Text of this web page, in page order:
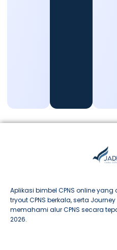
Aplikasi bimbel CPNS online yang
tryout CPNS berkala, serta
memahami alur CPNS secara
2026.